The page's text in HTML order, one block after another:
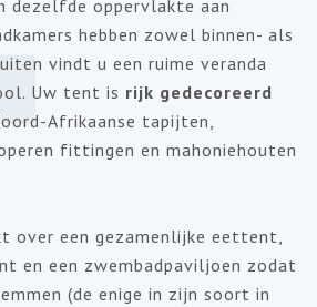
dezelfde oppervlakte aan
hebben zowel binnen- als
vindt u een ruime veranda
Uw tent is rijk gedecoreerd
Afrikaanse tapijten,
fittingen en mahoniehouten
over een gezamenlijke eettent,
en een zwembadpaviljoen zodat
(de enige in zijn soort in